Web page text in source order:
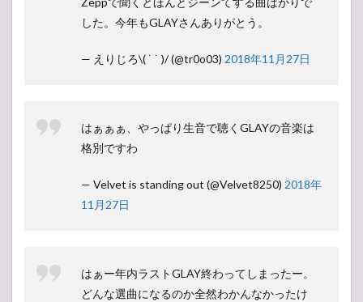
した。今年もGLAYさんありがとう。
— えりじろ\( ˙ ˙ )/ (@tr0o03) 2018年11月27日
はぁぁぁ、やっぱり生音で聴くGLAYの音楽は
格別ですわ
— Velvet is standing out (@Velvet8250) 2018年
11月27日
はぁー年内ラストGLAY終わってしまったー。
どんな選曲になるのか全然わかんなかったけ